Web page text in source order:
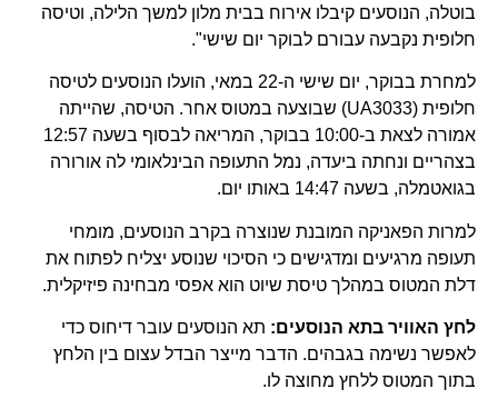
בוטלה, הנוסעים קיבלו אירוח בבית מלון למשך הלילה, וטיסה
חלופית נקבעה עבורם לבוקר יום שישי".
למחרת בבוקר, יום שישי ה-22 במאי, הועלו הנוסעים לטיסה
חלופית (UA3033) שבוצעה במטוס אחר. הטיסה, שהייתה
אמורה לצאת ב-10:00 בבוקר, המריאה לבסוף בשעה 12:57
בצהריים ונחתה ביעדה, נמל התעופה הבינלאומי לה אורורה
בגואטמלה, בשעה 14:47 באותו יום.
למרות הפאניקה המובנת שנוצרה בקרב הנוסעים, מומחי
תעופה מרגיעים ומדגישים כי הסיכוי שנוסע יצליח לפתוח את
דלת המטוס במהלך טיסת שיוט הוא אפסי מבחינה פיזיקלית.
לחץ האוויר בתא הנוסעים: תא הנוסעים עובר דיחוס כדי
לאפשר נשימה בגבהים. הדבר מייצר הבדל עצום בין הלחץ
בתוך המטוס ללחץ מחוצה לו.